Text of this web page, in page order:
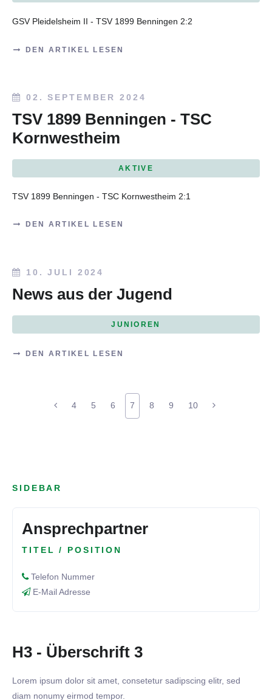
GSV Pleidelsheim II - TSV 1899 Benningen 2:2
DEN ARTIKEL LESEN
02. SEPTEMBER 2024
TSV 1899 Benningen - TSC
Kornwestheim
AKTIVE
TSV 1899 Benningen - TSC Kornwestheim 2:1
DEN ARTIKEL LESEN
10. JULI 2024
News aus der Jugend
JUNIOREN
DEN ARTIKEL LESEN
4 5 6 7 8 9 10
SIDEBAR
Ansprechpartner
TITEL / POSITION
Telefon Nummer
E-Mail Adresse
H3 - Überschrift 3
Lorem ipsum dolor sit amet, consetetur sadipscing elitr, sed
diam nonumy eirmod tempor.